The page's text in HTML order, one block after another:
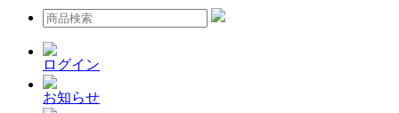
ログイン
お知らせ